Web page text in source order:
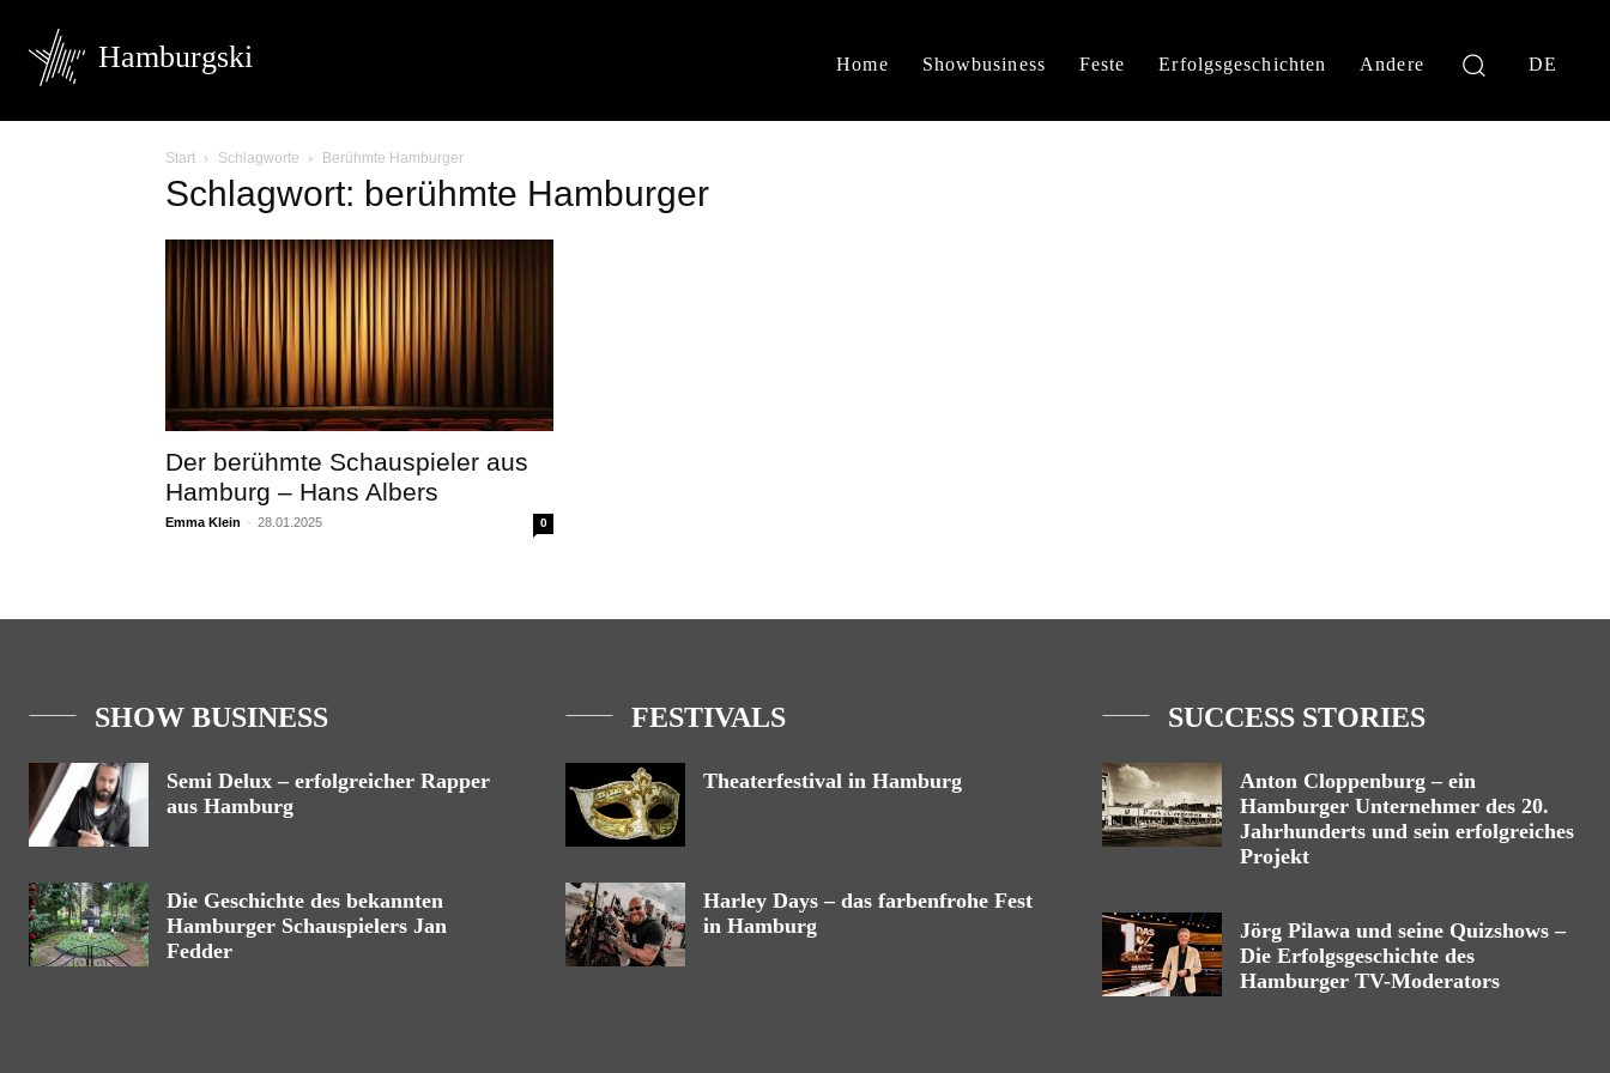
Hamburgski Home Showbusiness Feste Erfolgsgeschichten Andere DE
Start Schlagworte Berühmte Hamburger
Schlagwort: berühmte Hamburger
Der berühmte Schauspieler aus
Hamburg – Hans Albers
Emma Klein - 28.01.2025 0
SHOW BUSINESS
Semi Delux – erfolgreicher Rapper
aus Hamburg
Die Geschichte des bekannten
Hamburger Schauspielers Jan
Fedder
FESTIVALS
Theaterfestival in Hamburg
Harley Days – das farbenfrohe Fest
in Hamburg
SUCCESS STORIES
Anton Cloppenburg – ein
Hamburger Unternehmer des 20.
Jahrhunderts und sein erfolgreiches
Projekt
Jörg Pilawa und seine Quizshows –
Die Erfolgsgeschichte des
Hamburger TV-Moderators